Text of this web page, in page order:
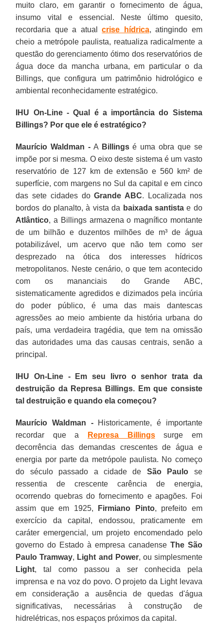
muito claro, em garantir o fornecimento de água,
insumo vital e essencial. Neste último quesito,
recordaria que a atualcrise hídrica, atingindo em
cheio a metrópole paulista, reatualiza radicalmente a
questão do gerenciamento ótimo dos reservatórios de
água doce da mancha urbana, em particular o da
Billings, que configura um patrimônio hidrológico e
ambiental reconhecidamente estratégico.
IHU On-Line - Qual é a importância do Sistema
Billings? Por que ele é estratégico?
Maurício Waldman - A Billingsé uma obra que se
impõe por si mesma. O eixo deste sistema é um vasto
reservatório de 127 km de extensão e 560 km² de
superfície, com margens no Sul da capital e em cinco
das sete cidades doGrande ABC. Localizada nos
bordos do planalto, à vista da baixada santistae do
Atlântico, a Billings armazena o magnífico montante
de um bilhão e duzentos milhões de m³ de água
potabilizável, um acervo que não tem como ser
desprezado na ótica dos interesses hídricos
metropolitanos. Neste cenário, o que tem acontecido
com os mananciais do Grande ABC,
sistematicamente agredidos e dizimados pela incúria
do poder público, é uma das mais dantescas
agressões ao meio ambiente da história urbana do
país, uma verdadeira tragédia, que tem na omissão
das autoridades uma das causas centrais, senão a
principal.
IHU On-Line - Em seu livro o senhor trata da
destruição da Represa Billings. Em que consiste
tal destruição e quando ela começou?
Maurício Waldman -Historicamente, é importante
recordar que a
Represa Billingssurge em
decorrência das demandas crescentes de água e
energia por parte da metrópole paulista. No começo
do século passado a cidade de São Paulo se
ressentia de crescente carência de energia,
ocorrendo quebras do fornecimento e apagões. Foi
assim que em 1925,
Firmiano Pinto, prefeito em
exercício da capital, endossou, praticamente em
caráter emergencial, um projeto encomendado pelo
governo do Estado à empresa canadense The São
Paulo Tramway, Light and Power, ou simplesmente
Light, tal como passou a ser conhecida pela
imprensa e na voz do povo. O projeto da Light levava
em consideração a ausência de quedas d'água
significativas, necessárias à construção de
hidrelétricas, nos espaços próximos da capital.